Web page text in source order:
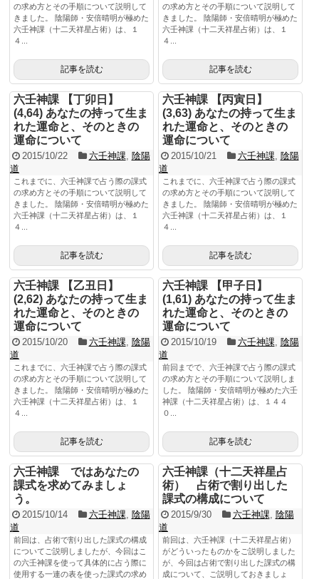
の求め方とその手順について説明して
きました。 陰陽師・安倍晴明が極めた
六壬神課（十二天祥星占術）は、１
４...
記事を読む
の求め方とその手順について説明して
きました。 陰陽師・安倍晴明が極めた
六壬神課（十二天祥星占術）は、１
４...
記事を読む
六壬神課 【丁卯日】
(4,64) あなたの持って生ま
れた運命と、そのときの
運命について
2015/10/22 六壬神課
陰陽
道
これまでに、六壬神課で占う際の課式
の求め方とその手順について説明して
きました。 陰陽師・安倍晴明が極めた
六壬神課（十二天祥星占術）は、１
４...
記事を読む
六壬神課 【丙寅日】
(3,63) あなたの持って生ま
れた運命と、そのときの
運命について
2015/10/21 六壬神課
陰陽
道
これまでに、六壬神課で占う際の課式
の求め方とその手順について説明して
きました。 陰陽師・安倍晴明が極めた
六壬神課（十二天祥星占術）は、１
４...
記事を読む
六壬神課 【乙丑日】
(2,62) あなたの持って生ま
れた運命と、そのときの
運命について
2015/10/20 六壬神課
陰陽
道
これまでに、六壬神課で占う際の課式
の求め方とその手順について説明して
きました。 陰陽師・安倍晴明が極めた
六壬神課（十二天祥星占術）は、１
４...
記事を読む
六壬神課 【甲子日】
(1,61) あなたの持って生ま
れた運命と、そのときの
運命について
2015/10/19 六壬神課
陰陽
道
前回までで、六壬神課で占う際の課式
の求め方とその手順について説明しま
した。 陰陽師・安倍晴明が極めた六壬
神課（十二天祥星占術）は、１４４
０...
記事を読む
六壬神課 ではあなたの
課式を求めてみましょ
う。
2015/10/14 六壬神課
陰陽
道
前回は、占術で割り出した課式の構成
についてご説明しましたが、今回はこ
の六壬神課を使って具体的に占う際に
使用する一連の表を使った課式の求め
六壬神課（十二天祥星占
術） 占術で割り出した
課式の構成について
2015/9/30 六壬神課
陰陽
道
前回は、六壬神課（十二天祥星占術）
がどういったものかをご説明しました
が、今回は占術で割り出した課式の構
成について、ご説明しておきましょ